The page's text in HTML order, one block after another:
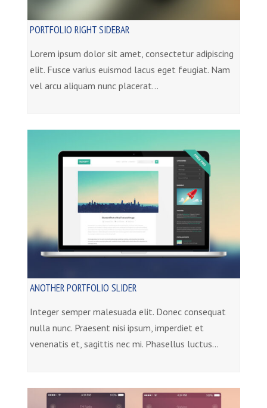
PORTFOLIO RIGHT SIDEBAR
Lorem ipsum dolor sit amet, consectetur adipiscing
elit. Fusce varius euismod lacus eget feugiat. Nam
vel arcu aliquam nunc placerat…
ANOTHER PORTFOLIO SLIDER
Integer semper malesuada elit. Donec consequat
nulla nunc. Praesent nisi ipsum, imperdiet et
venenatis et, sagittis nec mi. Phasellus luctus…